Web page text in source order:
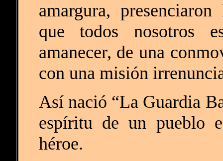
amargura,
que todos nosotros
amanecer, de una
con una misión
Así nació “La Guardia
espíritu de un pueblo
héroe.